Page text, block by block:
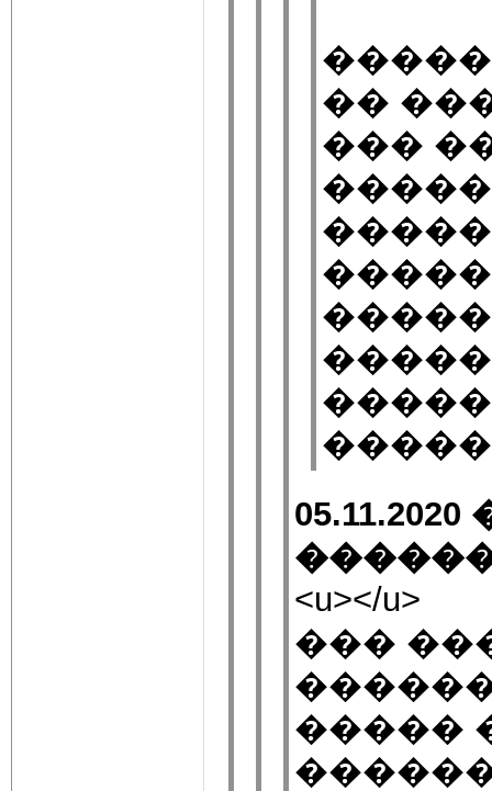
��
���
<u></u>
���
�����